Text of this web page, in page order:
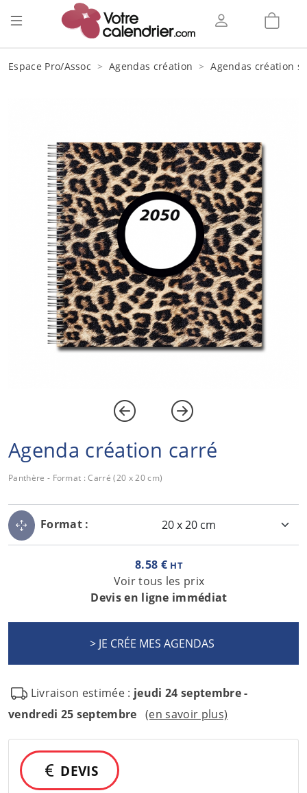
Espace Pro/Assoc Agendas création Agendas création
Agenda création carré
Panthère - Format : Carré (20 x 20 cm)
Format :
8.58 € HT
Voir tous les prix
Devis en ligne immédiat
Livraison estimée : jeudi 24 septembre -
vendredi 25 septembre (en savoir plus)
DEVIS